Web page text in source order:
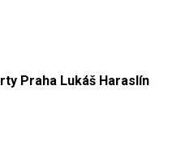
Praha Lukáš Haraslín